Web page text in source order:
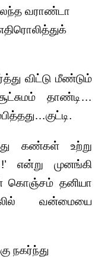
வராண்டா
விட்டு மீண்டும்
தாண்டி…
கண்கள் உற்று
என்று முனங்கி
கொஞ்சம் தனியா
வன்மையை
நகர்ந்து